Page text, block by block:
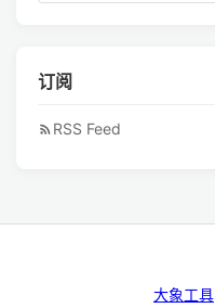
订阅
RSS Feed
大象工具